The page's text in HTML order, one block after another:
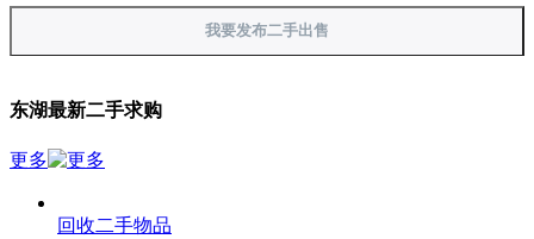
我要发布二手出售
东湖最新二手求购
更多
回收二手物品